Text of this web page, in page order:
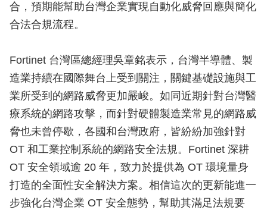
合，預期能幫助台灣企業實現自動化威脅回應與簡化
合法合規流程。
Fortinet 台灣區總經理吳章銘表示，台灣半導體、製
造業持續在國際舞台上受到關注，關鍵基礎設施與工
業所受到的網路威脅更加嚴峻。如同近期針對台灣醫
療系統的網路攻擊，而針對硬體製造業常見的網路威
脅也未曾停歇，各國和台灣政府，皆紛紛加強針對
OT 和工業控制系統的網路安全法規。Fortinet 深耕
OT 安全領域逾 20 年，致力於提供為 OT 環境量身
打造的全面性安全解決方案。相信這次的更新能進一
步強化台灣企業 OT 安全態勢，幫助其滿足法規要